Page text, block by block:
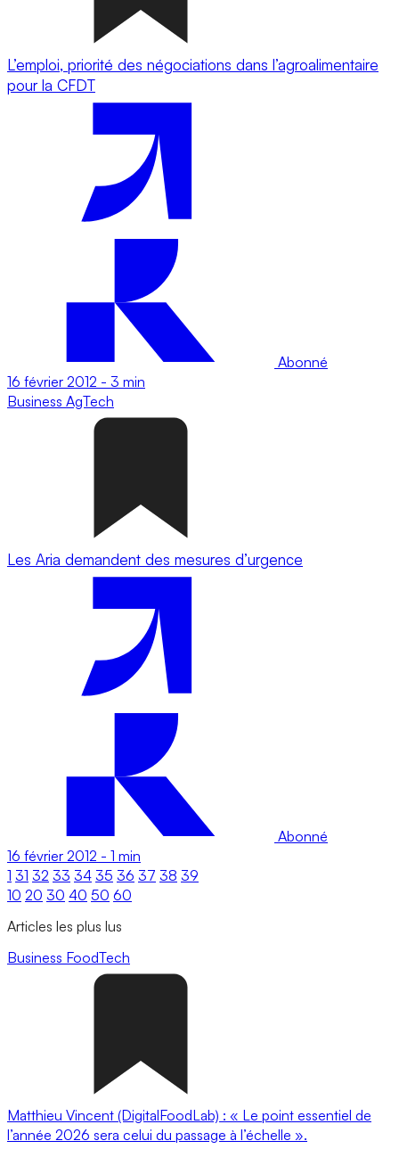
L’emploi, priorité des négociations dans l’agroalimentaire
pour la CFDT
Abonné
16 février 2012 - 3 min
Business AgTech
Les Aria demandent des mesures d’urgence
Abonné
16 février 2012 - 1 min
1 31 32 33 34 35 36 37 38 39
10 20 30 40 50 60
Articles les plus lus
Business FoodTech
Matthieu Vincent (DigitalFoodLab) : « Le point essentiel de
l’année 2026 sera celui du passage à l’échelle ».